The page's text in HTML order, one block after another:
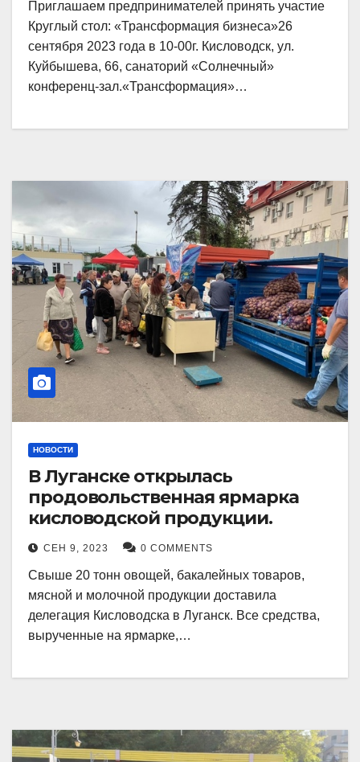
Приглашаем предпринимателей принять участие
Круглый стол: «Трансформация бизнеса»26
сентября 2023 года в 10-00г. Кисловодск, ул.
Куйбышева, 66, санаторий «Солнечный»
конференц-зал.«Трансформация»…
НОВОСТИ
В Луганске открылась
продовольственная ярмарка
кисловодской продукции.
СЕН 9, 2023 0 COMMENTS
Свыше 20 тонн овощей, бакалейных товаров,
мясной и молочной продукции доставила
делегация Кисловодска в Луганск. Все средства,
вырученные на ярмарке,…